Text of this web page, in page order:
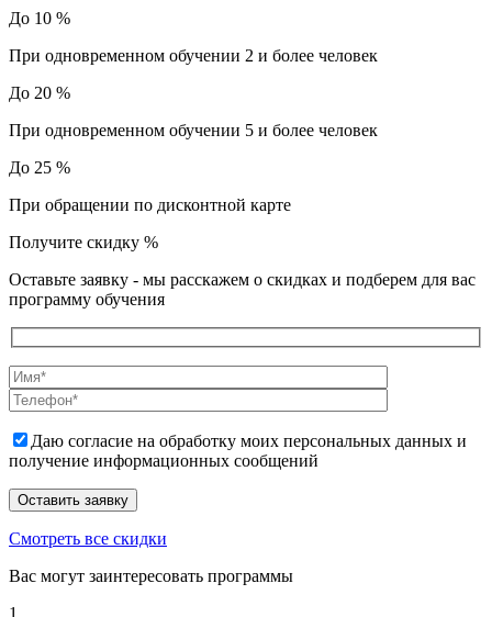
До 10 %
При одновременном обучении 2 и более человек
До 20 %
При одновременном обучении 5 и более человек
До 25 %
При обращении по дисконтной карте
Получите скидку %
Оставьте заявку - мы расскажем о скидках и подберем для вас
программу обучения
Даю согласие на обработку моих персональных данных и
получение информационных сообщений
Смотреть все скидки
Вас могут заинтересовать программы